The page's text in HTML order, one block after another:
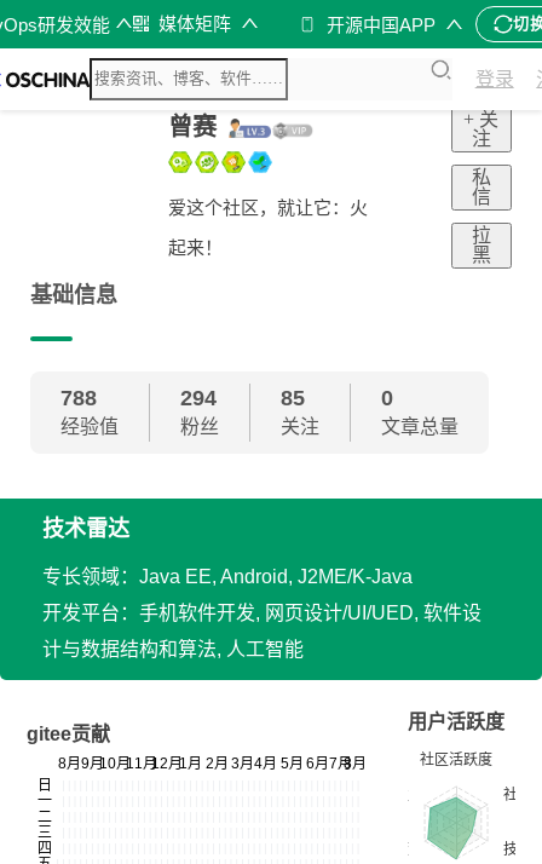
研发效能 媒体矩阵 开源中国APP 切
登录
曾赛
爱这个社区，就让它：火
起来！
+ 关
注
私
信
拉
黑
基础信息
788
经验值
294
粉丝
85
关注
0
文章总量
技术雷达
专长领域：Java EE, Android, J2ME/K-Java
开发平台：手机软件开发, 网页设计/UI/UED, 软件设
计与数据结构和算法, 人工智能
gitee贡献
用户活跃度